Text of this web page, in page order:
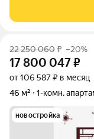
комфорт и стиль!
кв. м расположена на
22 250 060₽ –20%
17 800 047₽
от 106 587 ₽ в месяц
46 м²
1-комн.
новостройка